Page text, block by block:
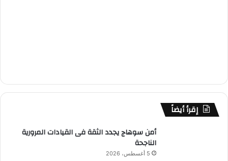
إقرأ أيضاً
أمن سوهاج يجدد الثقة فى القيادات المرورية
الناجحة
5 أغسطس، 2026